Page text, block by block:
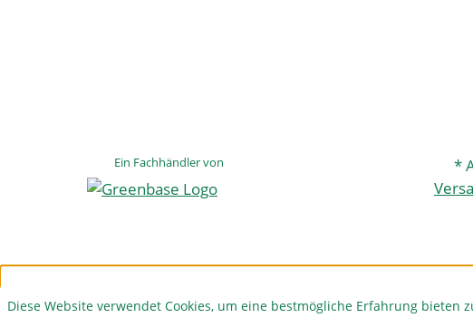
Ein Fachhändler von
*
Diese Website verwendet Cookies, um eine bestmögliche Erfahrung bieten